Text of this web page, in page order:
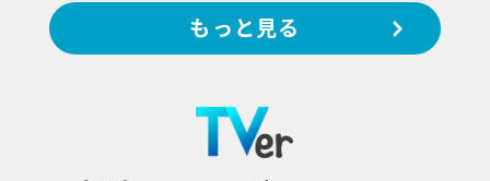
もっと見る